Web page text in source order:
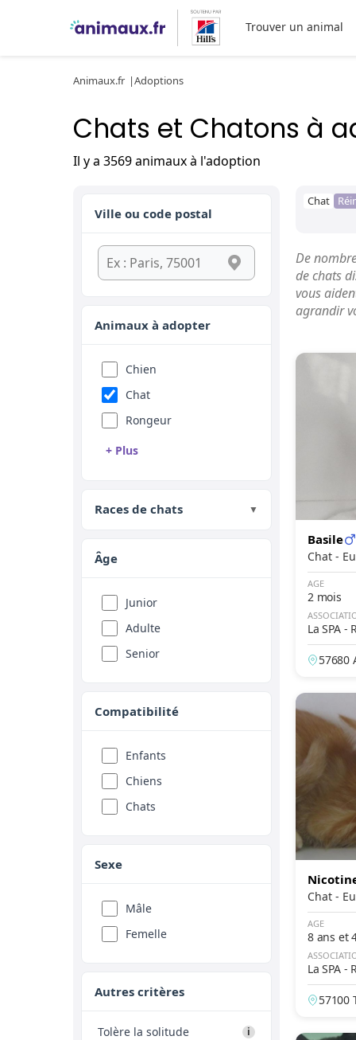
Trouver un animal
Animaux.fr Adoptions
Chats et Chatons à
Il y a 3569 animaux à l'adoption
Ville ou code postal
Animaux à adopter
Chien
Chat
Rongeur
+ Plus
Oiseau
Races de chats ▼
Abyssin
American Bobtail
American Curl
Angora Turc
Autre chat
Balinais
Bombay
British Longhair
California Spangled
Âge
Junior
Adulte
Senior
Compatibilité
Enfants
Chiens
Chats
Sexe
Mâle
Femelle
Autres critères
Tolère la solitude i
Chat
De
de chats
vous
agrandir
Basile
Chat
AGE
2 mois
La SPA -
mer
57680
Chat
AGE
8 ans et
La SPA
57100